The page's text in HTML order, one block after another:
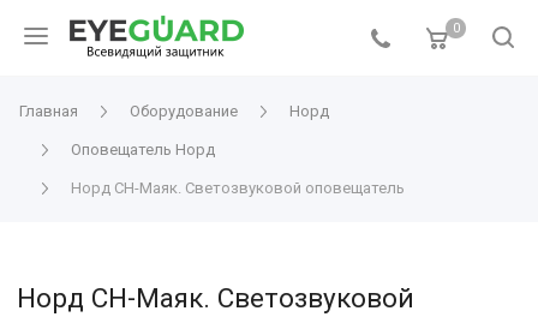
0
Главная Оборудование Норд
Оповещатель Норд
Норд СН-Маяк. Светозвуковой оповещатель
Норд СН-Маяк. Светозвуковой